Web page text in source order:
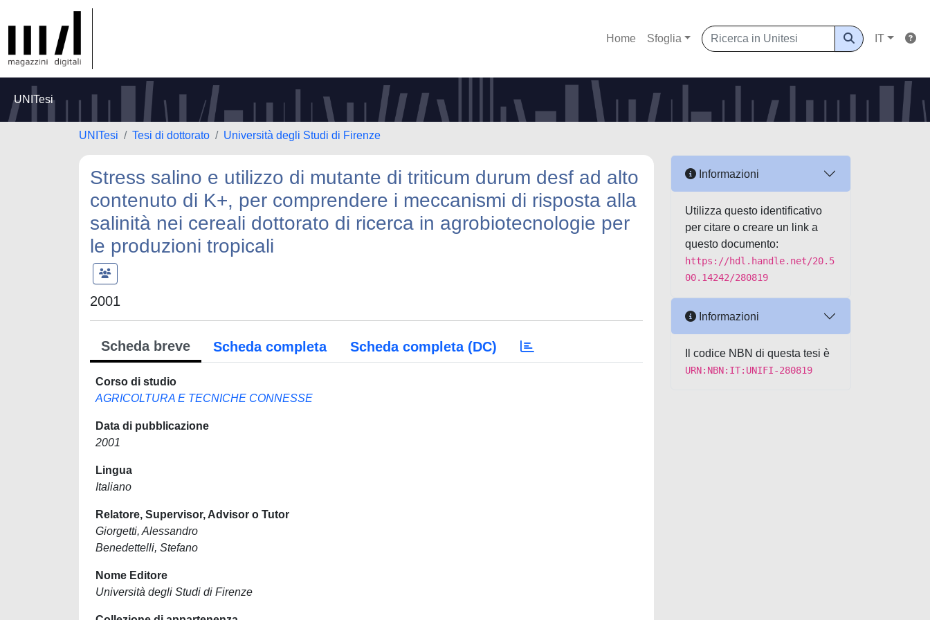
Home Sfoglia IT
UNITesi
UNITesi Tesi di dottorato Università degli Studi di Firenze
Stress salino e utilizzo di mutante di triticum durum desf ad alto
contenuto di K+, per comprendere i meccanismi di risposta alla
salinità nei cereali dottorato di ricerca in agrobiotecnologie per
le produzioni tropicali
2001
Scheda breve Scheda completa Scheda completa (DC)
Corso di studio
AGRICOLTURA E TECNICHE CONNESSE
Data di pubblicazione
2001
Lingua
Italiano
Relatore, Supervisor, Advisor o Tutor
Giorgetti, Alessandro
Benedettelli, Stefano
Nome Editore
Università degli Studi di Firenze
Informazioni
Utilizza questo identificativo
per citare o creare un link a
questo documento:
https://hdl.handle.net/20.5
00.14242/280819
Informazioni
Il codice NBN di questa tesi è
URN:NBN:IT:UNIFI-280819